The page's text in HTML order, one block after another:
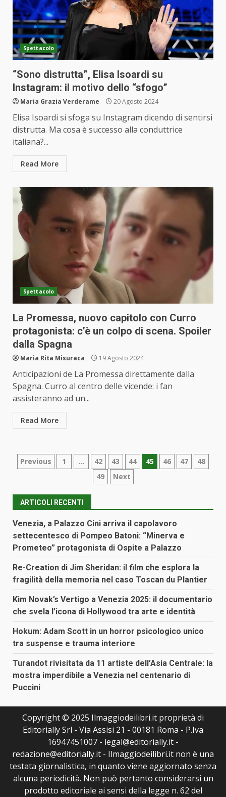
Spettacolo
“Sono distrutta”, Elisa Isoardi su
Instagram: il motivo dello “sfogo”
Maria Grazia Verderame 20 Agosto 2024
Elisa Isoardi si sfoga su Instagram dicendo di sentirsi
distrutta. Ma cosa è successo alla conduttrice
italiana?...
Read More
Spettacolo
La Promessa, nuovo capitolo con Curro
protagonista: c’è un colpo di scena. Spoiler
dalla Spagna
Maria Rita Misuraca 19 Agosto 2024
Anticipazioni de La Promessa direttamente dalla
Spagna. Curro al centro delle vicende: i fan
assisteranno ad un...
Read More
Paginazione
articoli
Previous 1 … 42 43 44 45 46 47
48
49
Next
ARTICOLI RECENTI
Venezia, a Palazzo Cini arriva il capolavoro
settecentesco di Pompeo Batoni: “Minerva e
Prometeo” protagonista di Ospite a Palazzo
Re-Creation di Jim Sheridan: il film che esplora la
fragilità della memoria nel caso Toscan du Plantier
Kim Novak’s Vertigo a Venezia 2025: il documentario
che svela l’icona di Hollywood tra arte e identità
Hokum: Adam Scott in un horror psicologico unico
tra suspense e trauma interiore
Turandot rivisitata da 11 artiste dell’Asia Centrale: la
mostra imperdibile a Venezia nel centenario di
Puccini
Copyright © 2025 Ilmaggiodeilibri.it proprietà di
Editorially Srl - Via Assisi 21 - 00181 Roma - P.Iva
16947451007 - legal@editorially.it -
redazione@editorially.it - Ilmaggiodeilibri.it non è una
testata giornalistica, in quanto viene aggiornato senza
alcuna periodicità. Non può pertanto considerarsi un
prodotto editoriale ai sensi della legge n. 62 del